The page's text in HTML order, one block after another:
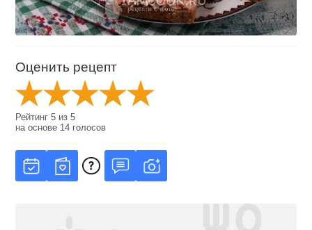
Оценить рецепт
Рейтинг5 из5
на основе 14 голосов